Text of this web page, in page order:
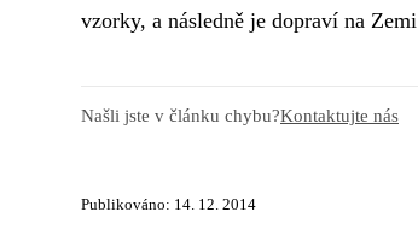
vzorky, a následně je dopraví na
Našli jste v článku chybu?Kontaktujte nás
Publikováno: 14. 12. 2014